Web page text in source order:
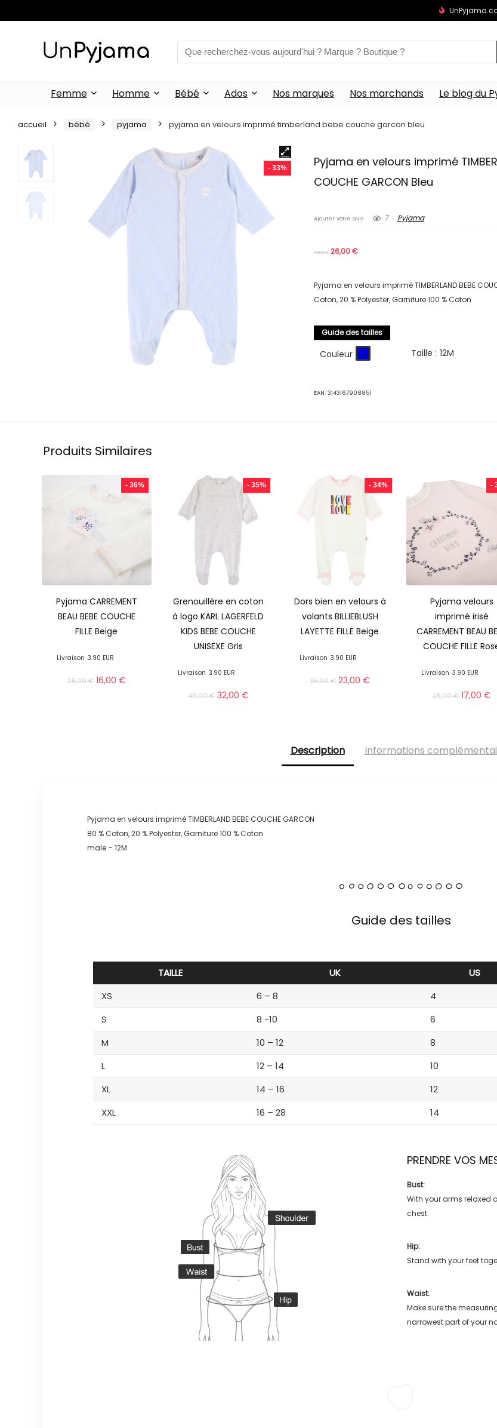
Femme Homme Bébé Ados Nos marques Nos marchands Le blog du
accueil bébé pyjama pyjama en velours imprimé timberland bebe couche garcon bleu
- 33%
Pyjama en velours imprimé
COUCHE GARCON Bleu
Ajouter votre avis 7 Pyjama
39,00€ 26,00€
Pyjama en velours imprimé TIMBERLAND BEBE
Coton, 20 % Polyester, Garniture 100 % Coton
Guide des tailles
Couleur Taille : 12M
EAN:3143167908851
Produits Similaires
- 36%
Pyjama CARREMENT
BEAU BEBE COUCHE
FILLE Beige
Livraison 3.90 EUR
25,00€ 16,00 €
- 35%
Grenouillère en coton
à logo KARL LAGERFELD
KIDS BEBE COUCHE
UNISEXE Gris
Livraison 3.90 EUR
49,00€ 32,00 €
- 34%
Dors bien en velours à
volants BILLIEBLUSH
LAYETTE FILLE Beige
Livraison 3.90 EUR
35,00€ 23,00€
-
Pyjama velours
imprimé irisé
CARREMENT BEAU
COUCHE FILLE
Livraison 3.90 EUR
25,00€ 17,00 €
Description Informations
Pyjama en velours imprimé TIMBERLAND BEBE COUCHE GARCON
80 % Coton, 20 % Polyester, Garniture 100 % Coton
male – 12M
Guide des tailles
TAILLE UK US
XS
6 – 8 4
S
8 -10 6
M
10 – 12 8
L
12 – 14 10
XL
14 – 16 12
XXL
16 – 28 14
PRENDRE VOS
Bust:
With your arms relaxed
chest.
Hip:
Stand with your feet
Waist:
Make sure the
narrowest part of your